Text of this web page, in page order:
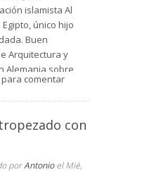
islamista Al
único hijo
Buen
Arquitectura y
Alemania sobre
Atta se había
con los
frecuentó
que coincidiría con
en Afganistán y
terrorista en
para comentar
con
porAntonioel Mié,